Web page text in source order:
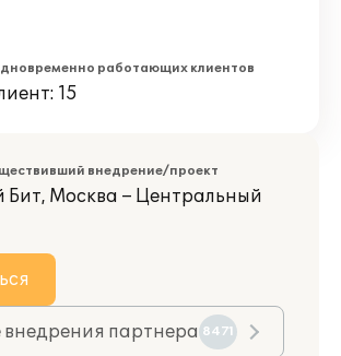
работающих клиентов
15
внедрение/проект
Бит, Москва – Центральный
внедрения партнера 8471